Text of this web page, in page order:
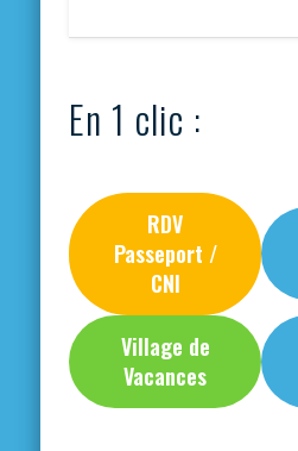
En 1 clic :
RDV
Passeport /
CNI
Village de
Vacances